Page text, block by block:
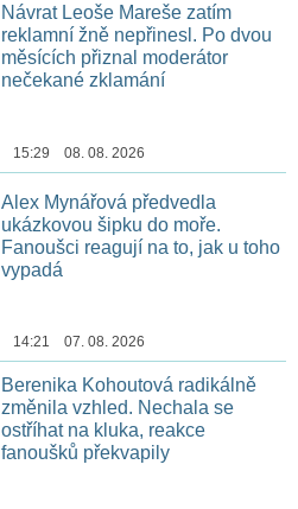
Návrat Leoše Mareše zatím
reklamní žně nepřinesl. Po dvou
měsících přiznal moderátor
nečekané zklamání
15:29 08. 08. 2026
Alex Mynářová předvedla
ukázkovou šipku do moře.
Fanoušci reagují na to, jak u toho
vypadá
14:21 07. 08. 2026
Berenika Kohoutová radikálně
změnila vzhled. Nechala se
ostříhat na kluka, reakce
fanoušků překvapily